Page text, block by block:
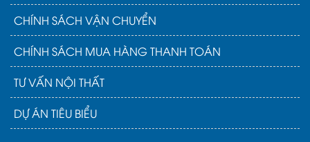
CHÍNH SÁCH VẬN CHUYỂN
CHÍNH SÁCH MUA HÀNG THANH TOÁN
TƯ VẤN NỘI THẤT
DỰ ÁN TIÊU BIỂU